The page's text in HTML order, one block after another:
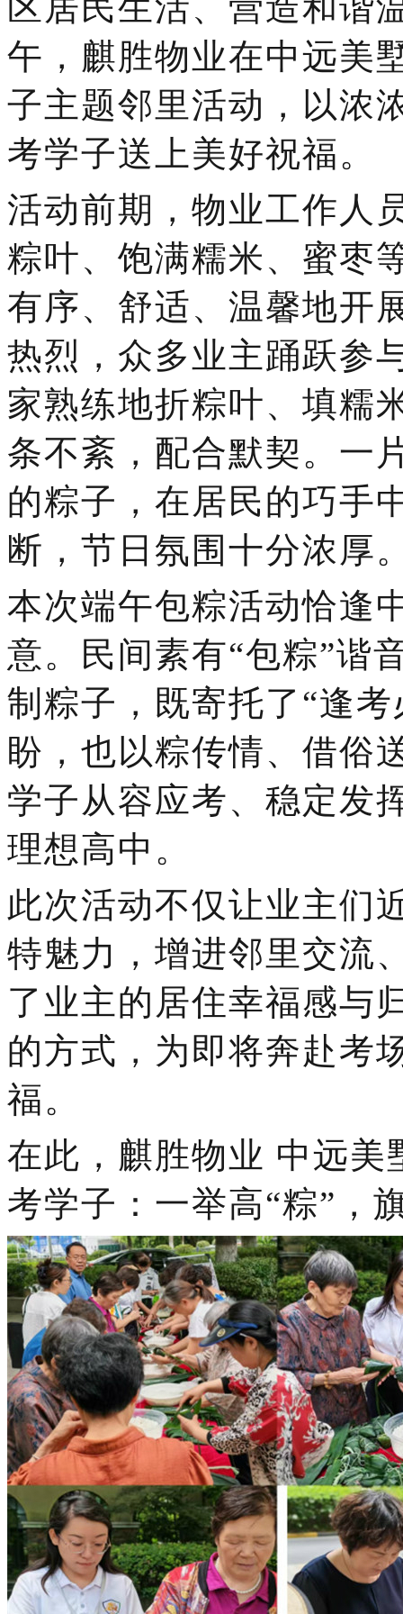
午，麒胜物业在中远美
子主题邻里活动，以浓
考学子送上美好祝福。
活动前期，物业工作人
粽叶、饱满糯米、蜜枣
有序、舒适、温馨地开
热烈，众多业主踊跃参
家熟练地折粽叶、填糯
条不紊，配合默契。一
的粽子，在居民的巧手
断，节日氛围十分浓厚
本次端午包粽活动恰逢
意。民间素有“包粽”谐
制粽子，既寄托了“逢
盼，也以粽传情、借俗
学子从容应考、稳定发
理想高中。
此次活动不仅让业主们
特魅力，增进邻里交流
了业主的居住幸福感与
的方式，为即将奔赴考
福。
在此， 麒胜物业 中远美
考学子：一举高“粽”，